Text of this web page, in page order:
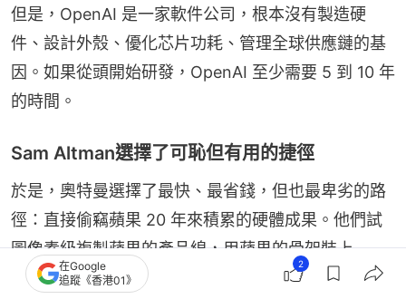
但是，OpenAI 是一家軟件公司，根本沒有製造硬
件、設計外殼、優化芯片功耗、管理全球供應鏈的基
因。如果從頭開始研發，OpenAI 至少需要 5 到 10 年
的時間。
Sam Altman選擇了可恥但有用的捷徑
於是，奧特曼選擇了最快、最省錢，但也最卑劣的路
徑：直接偷竊蘋果 20 年來積累的硬體成果。他們試
圖像素級複製蘋果的產品線，用蘋果的骨架裝上
ChatGPT 的大腦，從而在 2027 年之後佈局擊潰蘋
在Google
追蹤《香港01》
2